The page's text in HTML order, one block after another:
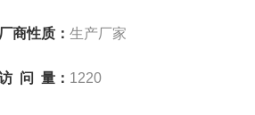
厂商性质：生产厂家
问 量： 1220